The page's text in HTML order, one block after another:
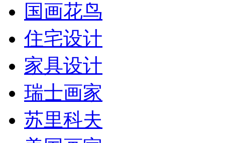
国画花鸟
住宅设计
家具设计
瑞士画家
苏里科夫